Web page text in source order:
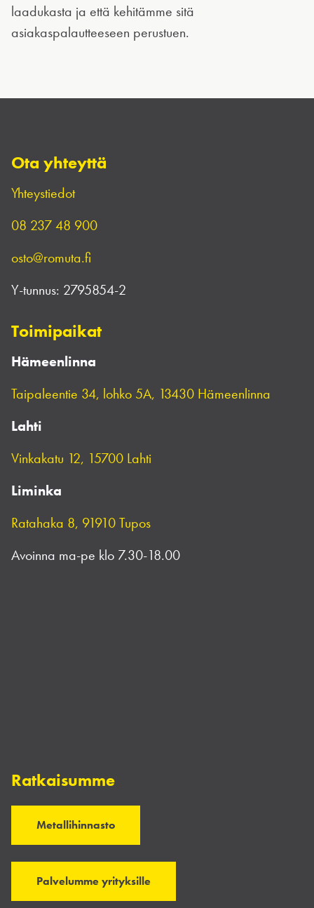
laadukasta ja että kehitämme sitä
asiakaspalautteeseen perustuen.
Ota yhteyttä
Yhteystiedot
08 237 48 900
osto@romuta.fi
Y-tunnus: 2795854-2
Toimipaikat
Hämeenlinna
Taipaleentie 34, lohko 5A, 13430 Hämeenlinna
Lahti
Vinkakatu 12, 15700 Lahti
Liminka
Ratahaka 8, 91910 Tupos
Avoinna ma-pe klo 7.30-18.00
Ratkaisumme
Metallihinnasto
Palvelumme yrityksille